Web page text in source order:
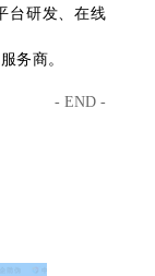
台研发、在线
务商。
- END -